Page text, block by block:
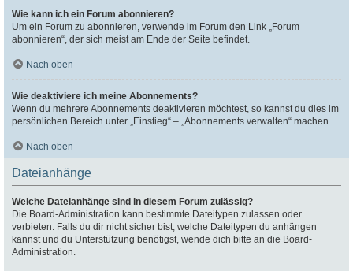
Wie kann ich ein Forum abonnieren?
Um ein Forum zu abonnieren, verwende im Forum den Link „Forum
abonnieren“, der sich meist am Ende der Seite befindet.
Nach oben
Wie deaktiviere ich meine Abonnements?
Wenn du mehrere Abonnements deaktivieren möchtest, so kannst du dies im
persönlichen Bereich unter „Einstieg“ – „Abonnements verwalten“ machen.
Nach oben
Dateianhänge
Welche Dateianhänge sind in diesem Forum zulässig?
Die Board-Administration kann bestimmte Dateitypen zulassen oder
verbieten. Falls du dir nicht sicher bist, welche Dateitypen du anhängen
kannst und du Unterstützung benötigst, wende dich bitte an die Board-
Administration.